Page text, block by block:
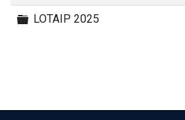
Carpeta
LOTAIP 2025